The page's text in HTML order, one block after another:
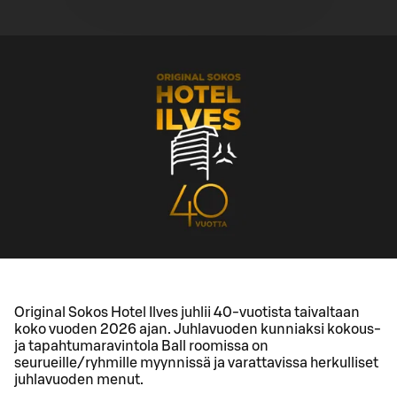
Original Sokos Hotel Ilves juhlii 40-vuotista taivaltaan
koko vuoden 2026 ajan. Juhlavuoden kunniaksi kokous-
ja tapahtumaravintola Ball roomissa on
seurueille/ryhmille myynnissä ja varattavissa herkulliset
juhlavuoden menut.